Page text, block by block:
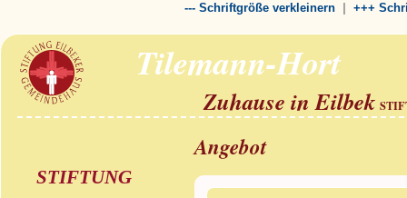
--- Schriftgröße verkleinern | +++
Tilemann-Hort
Zuhause in Eilbek
STIFTUNG
Angebot